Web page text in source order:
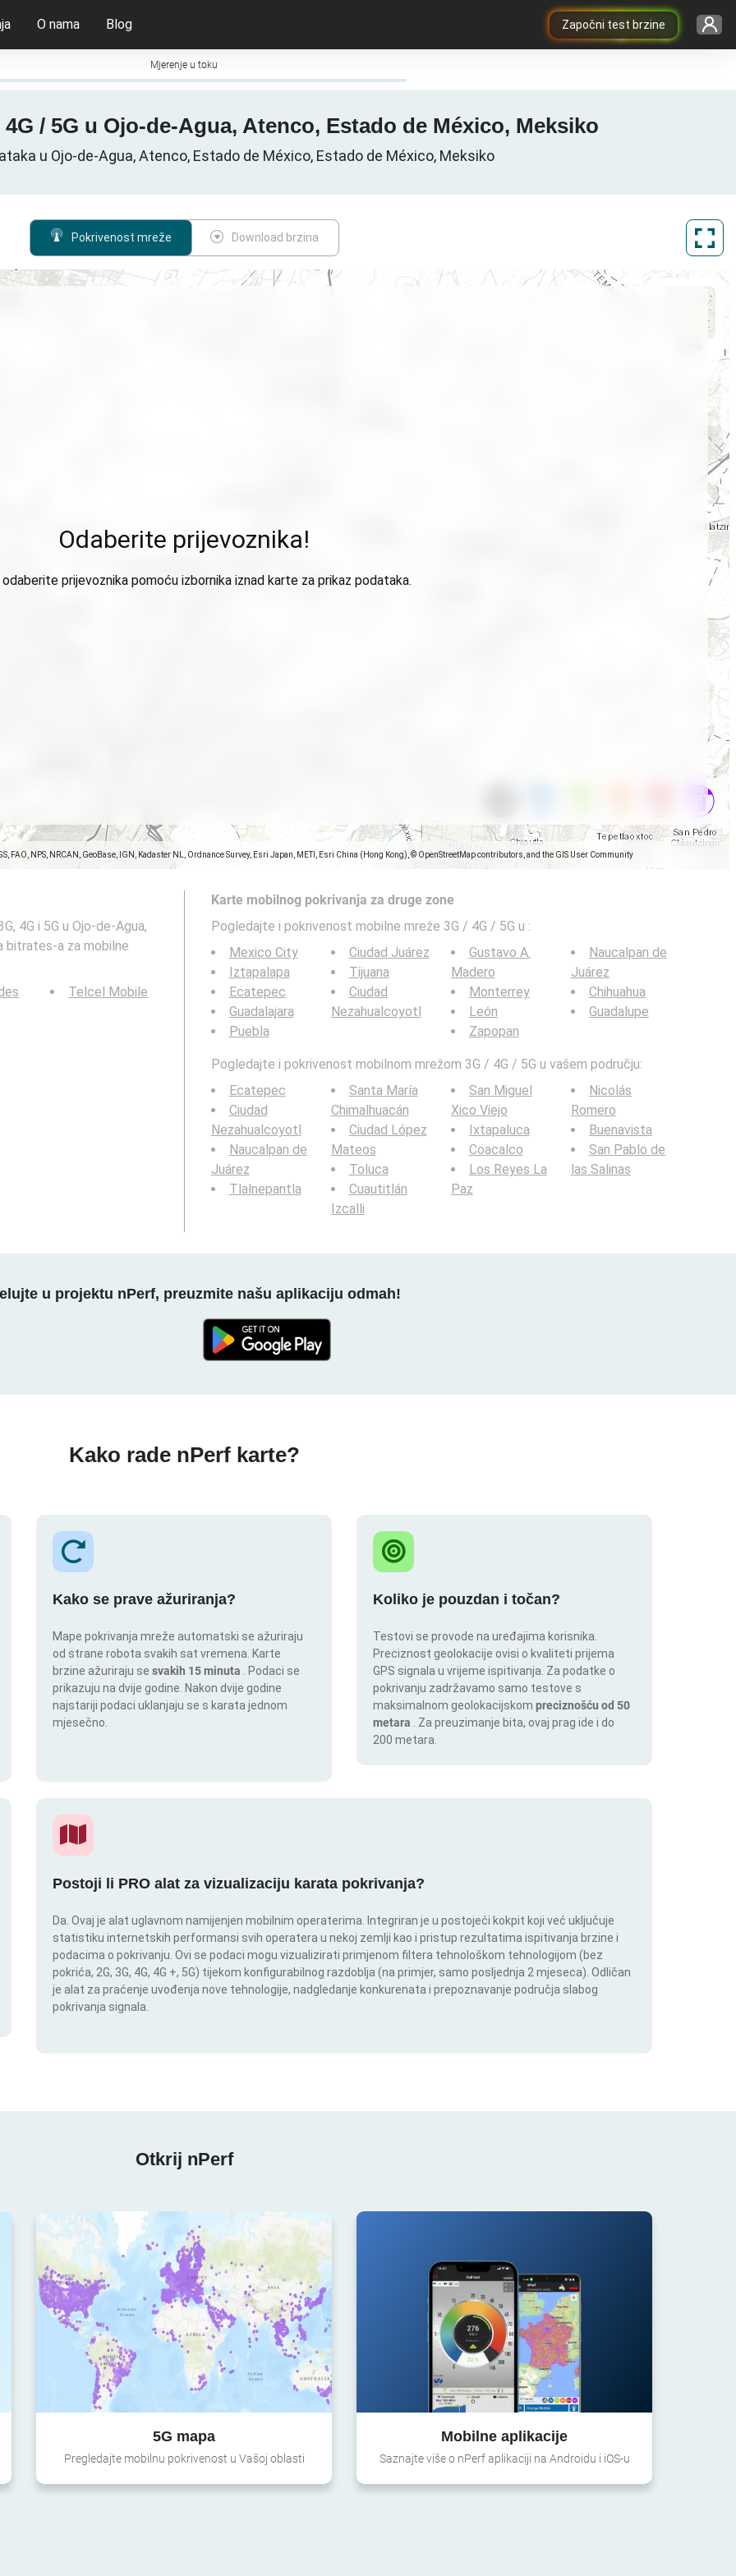
Započni test brzine
O nama Blog
Mjerenje u toku
/ 5G u Ojo-de-Agua, Atenco, Estado de México, Meksiko
u Ojo-de-Agua, Atenco, Estado de México, Estado de México, Meksiko
Pokrivenost mreže Download brzina
FAO, NPS, NRCAN, GeoBase, IGN, Kadaster NL, Ordnance Survey, Esri Japan, METI, Esri China (Hong Kong), © OpenStreetMap contributors, and the GIS User Community
Odaberite prijevoznika!
prijevoznika pomoću izbornika iznad karte za prikaz podataka.
4G i 5G u Ojo-de-Agua,
bitrates-a za mobilne
Telcel Mobile
Karte mobilnog pokrivanja za druge zone
Pogledajte i pokrivenost mobilne mreže 3G / 4G / 5G u :
Mexico City
Iztapalapa
Ecatepec
Guadalajara
Puebla
Ciudad Juárez
Tijuana
Ciudad
Nezahualcoyotl
Gustavo A.
Madero
Monterrey
León
Zapopan
Naucalpan de
Juárez
Chihuahua
Guadalupe
Pogledajte i pokrivenost mobilnom mrežom 3G / 4G / 5G u vašem području:
Ecatepec
Ciudad
Nezahualcoyotl
Naucalpan de
Juárez
Tlalnepantla
Santa María
Chimalhuacán
Ciudad López
Mateos
Toluca
Cuautitlán
Izcalli
San Miguel
Xico Viejo
Ixtapaluca
Coacalco
Los Reyes La
Paz
Nicolás
Romero
Buenavista
San Pablo de
las Salinas
u projektu nPerf, preuzmite našu aplikaciju odmah!
Kako rade nPerf karte?
Kako se prave ažuriranja?
Mape pokrivanja mreže automatski se ažuriraju
od strane robota svakih sat vremena. Karte
brzine ažuriraju se svakih 15 minuta
. Podaci se
prikazuju na dvije godine. Nakon dvije godine
najstariji podaci uklanjaju se s karata jednom
mjesečno.
Koliko je pouzdan i točan?
Testovi se provode na uređajima korisnika.
Preciznost geolokacije ovisi o kvaliteti prijema
GPS signala u vrijeme ispitivanja. Za podatke o
pokrivanju zadržavamo samo testove s
maksimalnom geolokacijskom preciznošću od 50
metara
. Za preuzimanje bita, ovaj prag ide i do
200 metara.
Postoji li PRO alat za vizualizaciju karata pokrivanja?
Da. Ovaj je alat uglavnom namijenjen mobilnim operaterima. Integriran je u postojeći kokpit koji već uključuje
statistiku internetskih performansi svih operatera u nekoj zemlji kao i pristup rezultatima ispitivanja brzine i
podacima o pokrivanju. Ovi se podaci mogu vizualizirati primjenom filtera tehnološkom tehnologijom (bez
pokrića, 2G, 3G, 4G, 4G +, 5G) tijekom konfigurabilnog razdoblja (na primjer, samo posljednja 2 mjeseca). Odličan
je alat za praćenje uvođenja nove tehnologije, nadgledanje konkurenata i prepoznavanje područja slabog
pokrivanja signala.
Otkrij nPerf
5G mapa
Pregledajte mobilnu pokrivenost u Vašoj oblasti
Mobilne aplikacije
Saznajte više o nPerf aplikaciji na Androidu i iOS-u